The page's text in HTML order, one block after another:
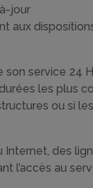
jour
aux
son service 24
les plus
ou si
Internet, des
l’accès au